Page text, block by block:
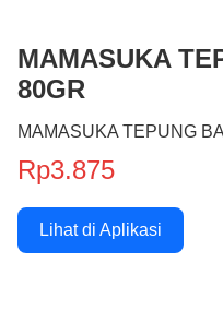
MAMASUKA
80GR
MAMASUKA TEPUNG
Rp3.875
Lihat di Aplikasi